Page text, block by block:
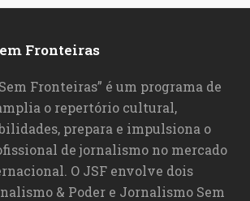
Fronteiras
Fronteiras” é um programa de
o repertório cultural,
prepara e impulsiona o
de jornalismo no mercado
O JSF envolve dois
& Poder e Jornalismo Sem